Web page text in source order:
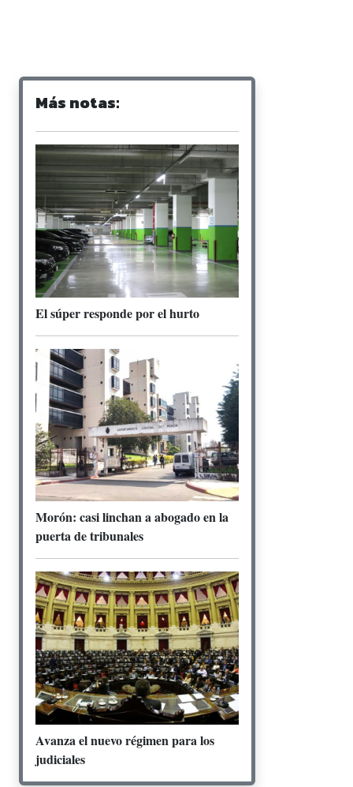
Más notas:
El súper responde por el hurto
Morón: casi linchan a abogado en la
puerta de tribunales
Avanza el nuevo régimen para los
judiciales